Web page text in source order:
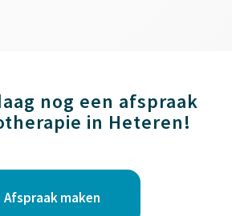
nog een afspraak
in Heteren!
Afspraak maken